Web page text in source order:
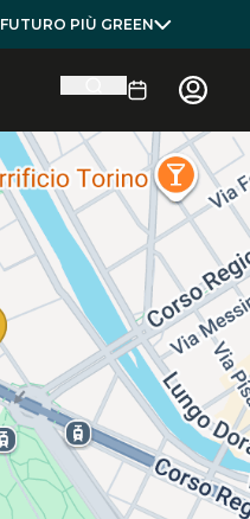
PIÙ GREEN